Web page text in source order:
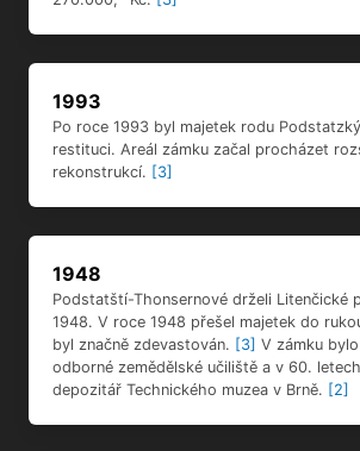
1993
Po roce 1993 byl majetek rodu
restituci. Areál zámku začal procházet
rekonstrukcí. [3]
1948
Podstatští-Thonsernové drželi Litenčické
1948. V roce 1948 přešel majetek do
byl značně zdevastován. [3] V zámku
odborné zemědělské učiliště a v 60.
depozitář Technického muzea v Brně. [2]